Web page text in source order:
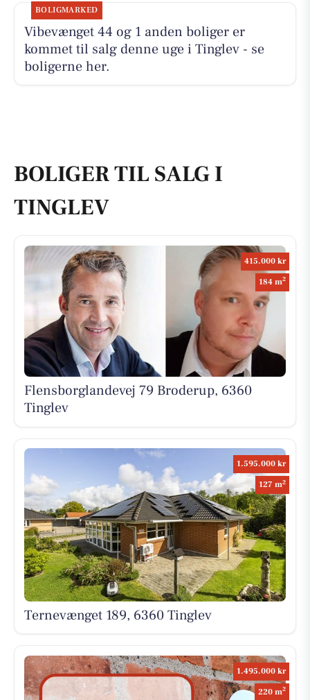
BOLIGMARKED
Vibevænget 44 og 1 anden boliger er
kommet til salg denne uge i Tinglev - se
boligerne her.
BOLIGER TIL SALG I
TINGLEV
415.000 kr
184 m2
Flensborglandevej 79 Broderup, 6360
Tinglev
1.595.000 kr
127 m2
Ternevænget 189, 6360 Tinglev
1.495.000 kr
220 m2